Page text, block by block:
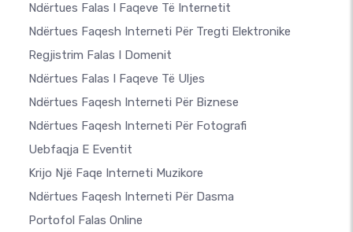
Ndërtues Falas I Faqeve Të Internetit
Ndërtues Faqesh Interneti Për Tregti Elektronike
Regjistrim Falas I Domenit
Ndërtues Falas I Faqeve Të Uljes
Ndërtues Faqesh Interneti Për Biznese
Ndërtues Faqesh Interneti Për Fotografi
Uebfaqja E Eventit
Krijo Një Faqe Interneti Muzikore
Ndërtues Faqesh Interneti Për Dasma
Portofol Falas Online